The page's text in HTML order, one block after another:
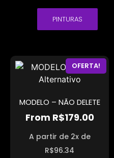
PINTURAS
OFERTA!
MODELO – NÃO DELETE
From R$179.00
A partir de 2x de
R$96.34